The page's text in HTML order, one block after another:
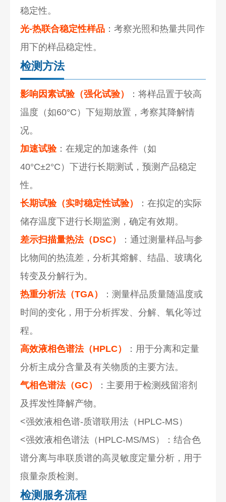
稳定性。
光-热联合稳定性样品 ：考察光照和热量共同作
用下的样品稳定性。
检测方法
影响因素试验（强化试验）
：将样品置于较高
温度（如60°C）下短期放置，考察其降解情
况。
加速试验：在规定的加速条件（如
40°C±2°C）下进行长期测试，预测产品稳定
性。
长期试验（实时稳定性试验）
：在拟定的实际
储存温度下进行长期监测，确定有效期。
差示扫描量热法（DSC）
：通过测量样品与参
比物间的热流差，分析其熔解、结晶、玻璃化
转变及分解行为。
热重分析法（TGA）
：测量样品质量随温度或
时间的变化，用于分析挥发、分解、氧化等过
程。
高效液相色谱法（HPLC）
：用于分离和定量
分析主成分含量及有关物质的主要方法。
气相色谱法（GC）
：主要用于检测残留溶剂
及挥发性降解产物。
<强效液相色谱-质谱联用法（HPLC-MS）
<强效液相色谱法（HPLC-MS/MS）：结合色
谱分离与串联质谱的高灵敏度定量分析，用于
痕量杂质检测。
检测服务流程